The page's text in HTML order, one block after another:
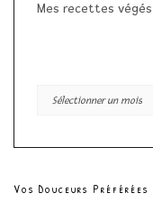
Mes recettes
Archives
Vos Douceurs Préférées